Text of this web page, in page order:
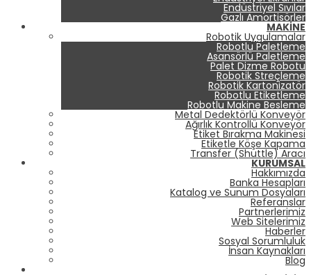
Endüstriyel Sıvılar
Gazlı Amortisörler
MAKINE
Robotik Uygulamalar
Robotlu Paletleme
Asansörlü Paletleme
Palet Dizme Robotu
Robotik Streçleme
Robotik Kartonizatör
Robotlu Etiketleme
Robotlu Makine Besleme
Metal Dedektörlü Konveyör
Ağırlık Kontrollü Konveyör
Etiket Bırakma Makinesi
Etiketle Köşe Kapama
Transfer (Shuttle) Aracı
KURUMSAL
Hakkımızda
Banka Hesapları
Katalog ve Sunum Dosyaları
Referanslar
Partnerlerimiz
Web Sitelerimiz
Haberler
Sosyal Sorumluluk
İnsan Kaynakları
Blog